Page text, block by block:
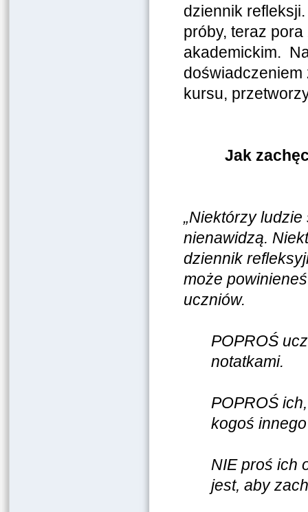
dziennik refleksji.
próby, teraz
akademickim.
kursu,
Jak
„Niektórzy
nienawidzą.
dziennik
może
uczniów.
POPROŚ
notatkami.
POPROŚ
kogoś
NIE proś ich
jest, aby